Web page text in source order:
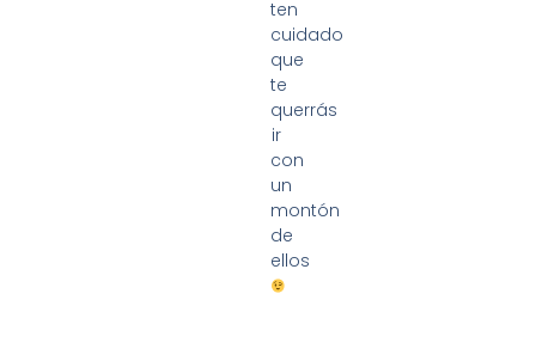
ten
cuidado
que
te
querrás
ir
con
un
montón
de
ellos